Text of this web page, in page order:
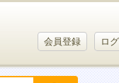
会員登録 ロ